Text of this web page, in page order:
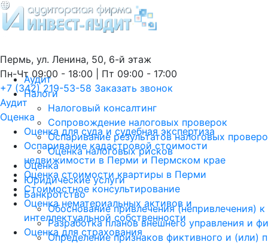
Пермь, ул. Ленина, 50, 6-й этаж
Пн-Чт 09:00 - 18:00 | Пт 09:00 - 17:00
+7 (342) 219-53-58 Заказать звонок
Аудит
Оценка
Оценка для суда и судебная экспертиза
Оспаривание кадастровой стоимости
недвижимости в Перми и Пермском крае
Оценка стоимости квартиры в Перми
Стоимостное консультирование
Оценка нематериальных активов и
интеллектуальной собственности
Оценка для страхования
Аудит
Налоги
Налоговый консалтинг
Сопровождение налоговых проверок
Оспаривание результатов налоговых
Оценка налоговых рисков
Оценка
Юридические услуги
Банкротство
Обоснование привлечения (непривлечения)
Разработка планов внешнего управления и
Определение признаков фиктивного и (или)